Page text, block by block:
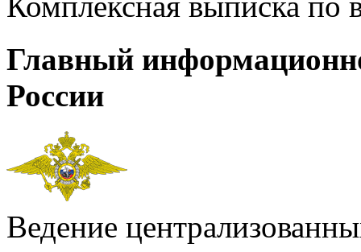
Главный
России
Ведение